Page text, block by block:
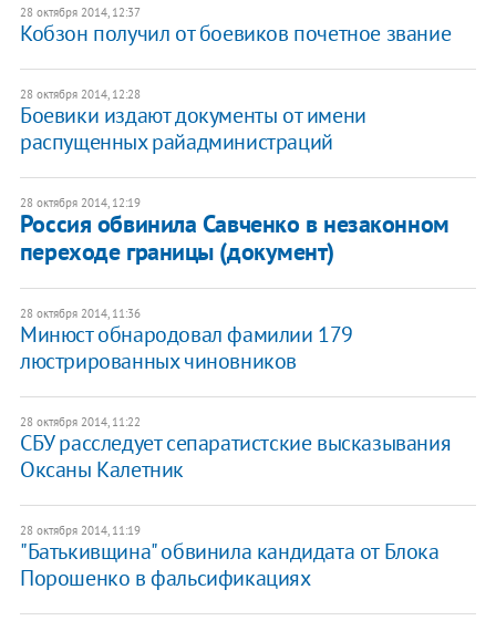
28 октября 2014, 12:37
Кобзон получил от боевиков почетное звание
28 октября 2014, 12:28
Боевики издают документы от имени
распущенных райадминистраций
28 октября 2014, 12:19
Россия обвинила Савченко в незаконном
переходе границы (документ)
28 октября 2014, 11:36
Минюст обнародовал фамилии 179
люстрированных чиновников
28 октября 2014, 11:22
СБУ расследует сепаратистские высказывания
Оксаны Калетник
28 октября 2014, 11:19
"Батькивщина" обвинила кандидата от Блока
Порошенко в фальсификациях